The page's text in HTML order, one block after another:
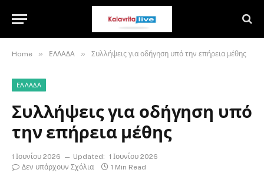
Home » ΕΛΛΑΔΑ » Συλλήψεις για οδήγηση υπό την επήρεια μέθης
ΕΛΛΑΔΑ
Συλλήψεις για οδήγηση υπό
την επήρεια μέθης
1 Ιουνίου 2026 Updated: 1 Ιουνίου 2026
Δεν υπάρχουν Σχόλια
1 Min Read